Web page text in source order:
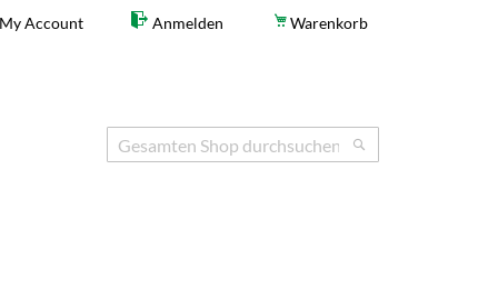
My Account Anmelden Warenkorb
Search